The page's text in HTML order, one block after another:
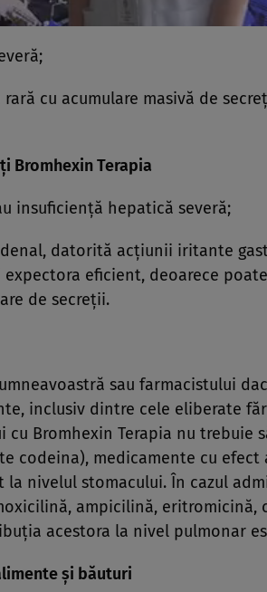
cu acumulare masivă de
Bromhexin Terapia
insuficienţă hepatică severă;
datorită acţiunii iritante
eficient, deoarece
de secreţii.
sau farmacistului
inclusiv dintre cele eliberate
Bromhexin Terapia nu trebuie
codeina), medicamente cu
nivelul stomacului. În cazul
ampicilină, eritromicină,
acestora la nivel pulmonar
şi băuturi